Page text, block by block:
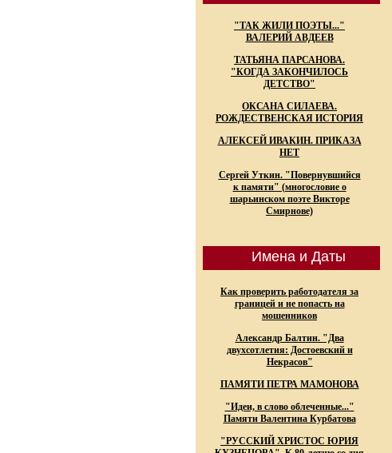
"ТАК ЖИЛИ ПОЭТЫ..."
ВАЛЕРИЙ АВДЕЕВ
ТАТЬЯНА ПАРСАНОВА.
"КОГДА ЗАКОНЧИЛОСЬ
ДЕТСТВО"
ОКСАНА СИЛАЕВА.
РОЖДЕСТВЕНСКАЯ ИСТОРИЯ
АЛЕКСЕЙ ИВАКИН. ПРИКАЗА
НЕТ
Сергей Уткин. "Повернувшийся
к памяти" (многословие о
шарьинском поэте Викторе
Смирнове)
Имена и Даты
Как проверить работодателя за
границей и не попасть на
мошенников
Александр Балтин. "Два
двухсотлетия: Достоевский и
Некрасов"
ПАМЯТИ ПЕТРА МАМОНОВА
"Идеи, в слово облеченные..."
Памяти Валентина Курбатова
"РУССКИЙ ХРИСТОС ЮРИЯ